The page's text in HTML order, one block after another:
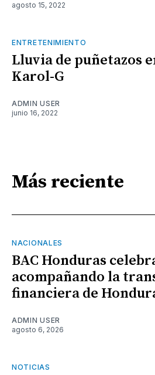
agosto 15, 2022
ENTRETENIMIENTO
Lluvia de puñetazos
Karol-G
ADMIN USER
junio 16, 2022
Más reciente
NACIONALES
BAC Honduras
acompañando la
financiera de
ADMIN USER
agosto 6, 2026
NOTICIAS